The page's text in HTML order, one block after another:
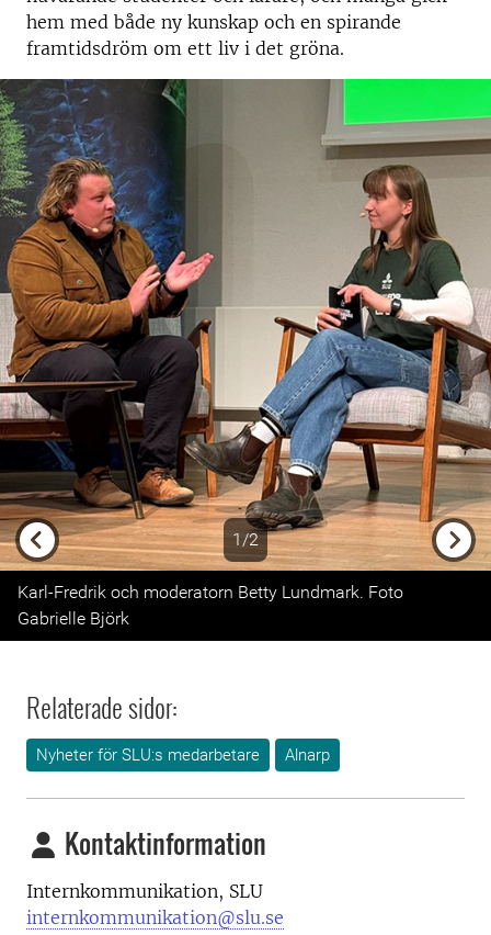
hem med både ny kunskap och en spirande
framtidsdröm om ett liv i det gröna.
1/2
Previous
Karl-Fredrik och moderatorn Betty Lundmark. Foto
Gabrielle Björk
Relaterade sidor:
Nyheter för SLU:s medarbetare Alnarp
Kontaktinformation
Internkommunikation, SLU
internkommunikation@slu.se